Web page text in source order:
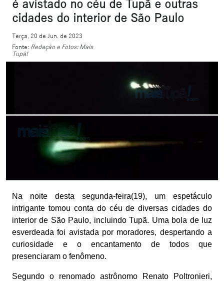
é avistado no céu de Tupã e outras
cidades do interior de São Paulo
Terça, 20 de Jun. de 2023
Fonte: Redação e Fotos: Mais
Tupã!
Na noite desta segunda-feira(19), um espetáculo
intrigante tomou conta do céu de diversas cidades do
interior de São Paulo, incluindo Tupã. Uma bola de luz
esverdeada foi avistada por moradores, despertando a
curiosidade e o encantamento de todos que
presenciaram o fenômeno.
Segundo o renomado astrônomo Renato Poltronieri,